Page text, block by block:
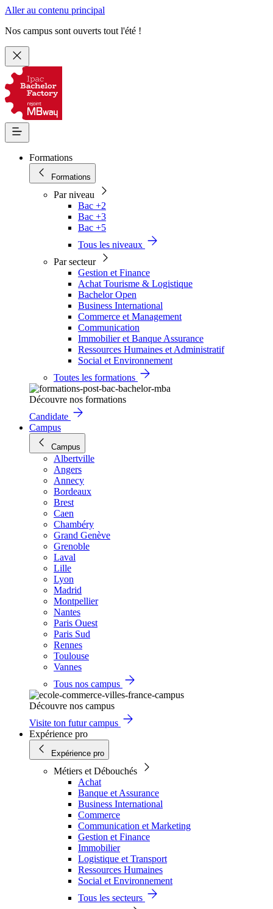
Aller au contenu principal
Nos campus sont ouverts tout l'été !
Formations
Formations
Par niveau
Bac +2
Bac +3
Bac +5
Tous les niveaux
Par secteur
Gestion et Finance
Achat Tourisme & Logistique
Bachelor Open
Business International
Commerce et Management
Communication
Immobilier et Banque Assurance
Ressources Humaines et Administratif
Social et Environnement
Toutes les formations
Découvre nos formations
Candidate
Campus
Campus
Albertville
Angers
Annecy
Bordeaux
Brest
Caen
Chambéry
Grand Genève
Grenoble
Laval
Lille
Lyon
Madrid
Montpellier
Nantes
Paris Ouest
Paris Sud
Rennes
Toulouse
Vannes
Tous nos campus
Découvre nos campus
Visite ton futur campus
Expérience pro
Expérience pro
Métiers et Débouchés
Achat
Banque et Assurance
Business International
Commerce
Communication et Marketing
Gestion et Finance
Immobilier
Logistique et Transport
Ressources Humaines
Social et Environnement
Tous les secteurs